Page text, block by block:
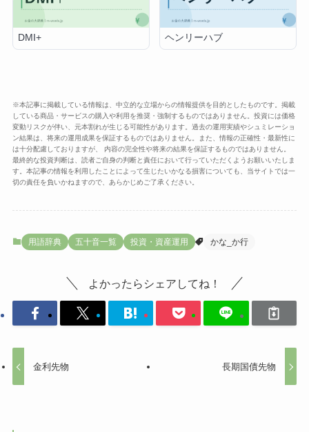
DMI+ ヘンリーハブ
※本記事に掲載している情報は、中立的な立場からの情報提供を目的としたものです。掲載
している商品・サービスの購入や利用を推奨・強制するものではありません。投資には価格
変動リスクが伴い、元本割れが生じる可能性があります。過去の運用実績やシュミレーショ
ン結果は、将来の運用成果を保証するものではありません。また、情報の正確性・最新性に
は十分配慮しておりますが、 内容の完全性や将来の結果を保証するものではありません。
最終的な投資判断は、読者ご自身の判断と責任において行っていただくようお願いいたしま
す。本記事の情報を利用したことによって生じたいかなる損害についても、当サイトでは一
切の責任を負いかねますので、あらかじめご了承ください。
用語辞典 五十音一覧 投資・資産運用 かな_か行
よかったらシェアしてね！
金利先物 長期国債先物